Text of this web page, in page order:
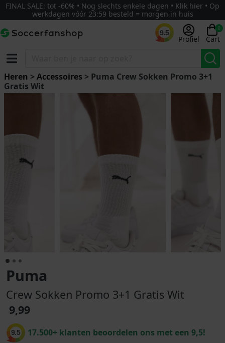
FINAL SALE: tot -60% • Nog slechts enkele dagen • Klik hier • Op
werkdagen vóór 23:59 besteld = morgen in huis
9.5
Profiel
0
Cart
Heren >Accessoires > Puma Crew Sokken Promo 3+1
Gratis Wit
Puma
Crew Sokken Promo 3+1 Gratis Wit
9,99
9.5 17.500+ klanten beoordelen ons met een 9,5!